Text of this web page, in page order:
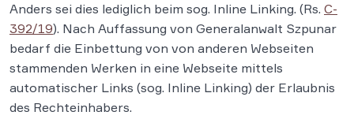
Anders sei dies lediglich beim sog. Inline Linking. (Rs. C-
392/19). Nach Auffassung von Generalanwalt Szpunar
bedarf die Einbettung von von anderen Webseiten
stammenden Werken in eine Webseite mittels
automatischer Links (sog. Inline Linking) der Erlaubnis
des Rechteinhabers.